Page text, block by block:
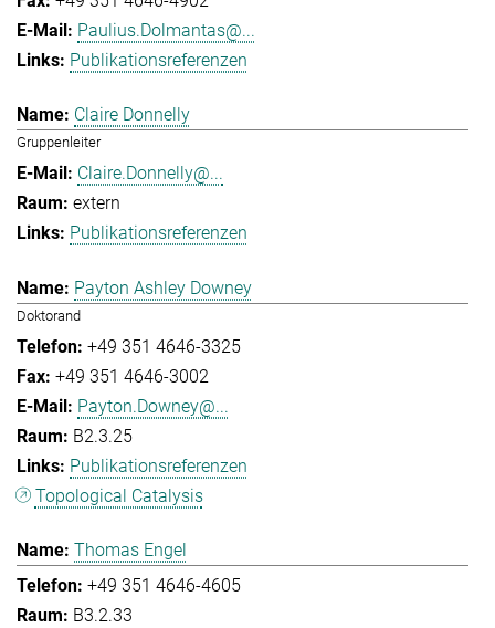
Paulius.Dolmantas@...
Publikationsreferenzen
Claire Donnelly
Gruppenleiter
Claire.Donnelly@...
extern
Publikationsreferenzen
Payton Ashley Downey
Doktorand
+49 351 4646-3325
+49 351 4646-3002
Payton.Downey@...
B2.3.25
Publikationsreferenzen
Topological Catalysis
Thomas Engel
+49 351 4646-4605
B3.2.33